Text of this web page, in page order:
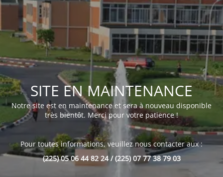
SITE EN MAINTENANCE
Notre site est en maintenance et sera à nouveau disponible
très bientôt. Merci pour votre patience !
Pour toutes informations, veuillez nous contacter aux :
(225) 05 06 44 82 24 / (225) 07 77 38 79 03